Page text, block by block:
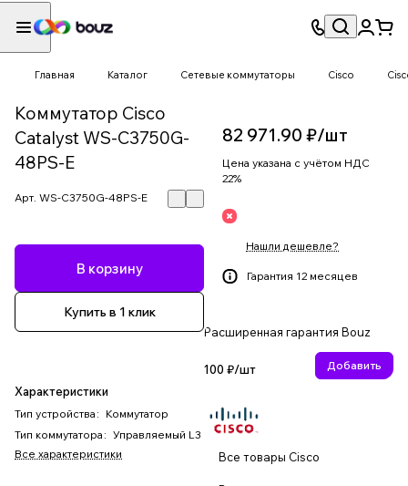
Главная Каталог Сетевые коммутаторы Cisco
Коммутатор Cisco
Catalyst WS-C3750G-
48PS-E
Арт. WS-C3750G-48PS-E
В корзину
Купить в 1 клик
Характеристики
Тип устройства : Коммутатор
Тип коммутатора : Управляемый L3
Все характеристики
82 971.90 ₽/шт
Цена указана с учётом НДС
22%
Нашли дешевле?
Гарантия 12 месяцев
Расширенная гарантия Bouz
100 ₽/шт Добавить
Все товары Cisco